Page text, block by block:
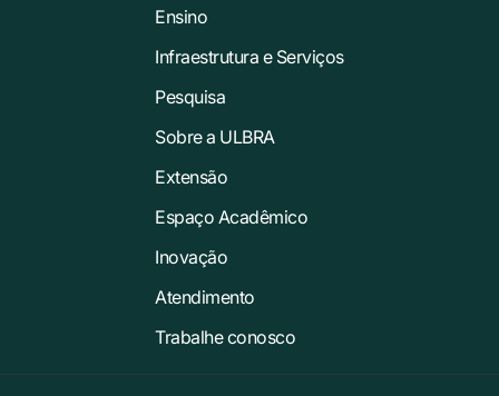
Ensino
Infraestrutura e Serviços
Pesquisa
Sobre a ULBRA
Extensão
Espaço Acadêmico
Inovação
Atendimento
Trabalhe conosco